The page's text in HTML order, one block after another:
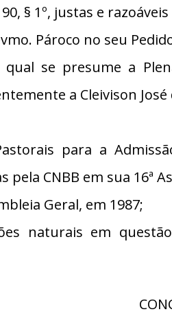
§ 1º, justas e
Pároco no seu
qual se presume a
a Cleivison José
para a
CNBB em sua 16ª
Geral, em 1987;
naturais em